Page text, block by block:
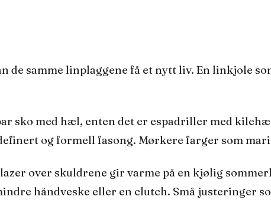
de samme linplaggene få et nytt liv. En linkjole
sko med hæl, enten det er espadriller med
og formell fasong. Mørkere farger som
over skuldrene gir varme på en kjølig
håndveske eller en clutch. Små justeringer